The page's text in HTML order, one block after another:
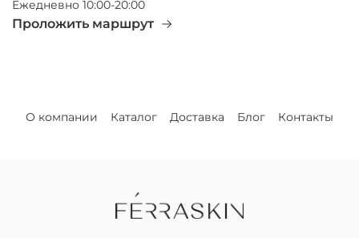
Ежедневно 10:00-20:00
Проложить маршрут
О компании Каталог Доставка Блог Контакты